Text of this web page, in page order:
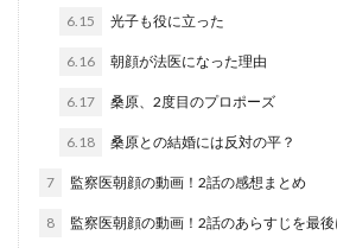
6.15 光子も役に立った
6.16 朝顔が法医になった理由
6.17 桑原、2度目のプロポーズ
6.18 桑原との結婚には反対の平？
7 監察医朝顔の動画！2話の感想まとめ
8 監察医朝顔の動画！2話のあらすじを最後